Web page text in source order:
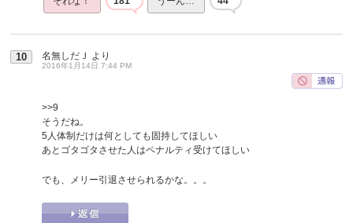
10 名無しだＪ より
2016年1月14日 7:44 PM
>>9
そうだね。
5人体制だけは何としても固持してほしい
あとゴタゴタさせた人はペナルティ受けてほしい
でも、メリー引退させられるかな。。。